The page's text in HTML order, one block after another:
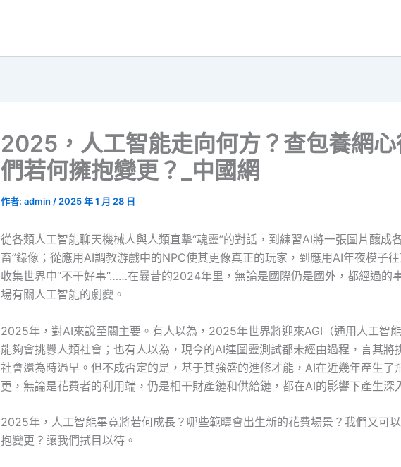
2025，人工智能走向何方？查包養網
們若何擁抱變更？_中國網
作者: admin / 2025 年 1 月 28 日
從各類人工智能聊天機械人與人類直擊“魂靈”的對話，到練習AI將一張圖片釀成
畜”錄像；從應用AI調教游戲中的NPC使其更像真正的玩家，到應用AI年夜模子
收集世界中“不干好事”……在曩昔的2024年里，無論是國際仍是國外，都經過的
場有關人工智能的劇變。
2025年，對AI來說至關主要。有人以為，2025年世界將迎來AGI（通用人工智
能夠會挑釁人類社會；也有人以為，現今的AI連圖靈測試都未經由過程，言其將
社會還為時過早。但不成否定的是，基于其強盛的進修才能，AI在近幾年產生了
更，無論是花費者的利用端，仍是相干財產鏈和供給鏈，都在AI的影響下產生深
2025年，人工智能畢竟將若何成長？哪些範疇會出生新的花費場景？我們又可
抱變更？讓我們拭目以待。